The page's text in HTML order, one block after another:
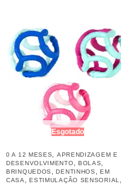
Esgotado
0 A 12 MESES
APRENDIZAGEM E
DESENVOLVIMENTO
BOLAS
BRINQUEDOS ,DENTINHOS ,EM
CASA
,ESTIMULAÇÃO SENSORIAL